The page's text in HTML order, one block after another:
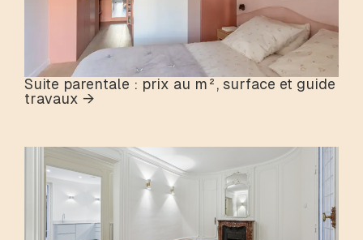
Suite parentale : prix au m², surface et guide
travaux →